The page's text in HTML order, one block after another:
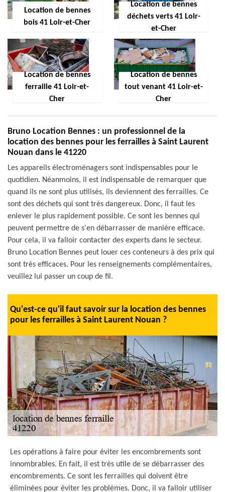
Location de bennes
bois 41 Loir-et-Cher
Location de bennes
déchets verts 41 Loir-
et-Cher
Location de bennes
ferraille 41 Loir-et-
Cher
Location de bennes
tout venant 41 Loir-et-
Cher
Bruno Location Bennes : un professionnel de la
location des bennes pour les ferrailles à Saint Laurent
Nouan dans le 41220
Les appareils électroménagers sont indispensables pour le
quotidien. Néanmoins, il est indispensable de remarquer que
quand ils ne sont plus utilisés, ils deviennent des ferrailles. Ce
sont des déchets qui sont très dangereux. Donc, il faut les
enlever le plus rapidement possible. Ce sont les bennes qui
peuvent permettre de s'en débarrasser de manière efficace.
Pour cela, il va falloir contacter des experts dans le secteur.
Bruno Location Bennes peut louer ces conteneurs à des prix qui
sont très efficaces. Pour les renseignements complémentaires,
veuillez lui passer un coup de fil.
Qu'est-ce qu'il faut savoir sur la location des bennes
pour les ferrailles à Saint Laurent Nouan ?
Les opérations à faire pour éviter les encombrements sont
innombrables. En fait, il est très utile de se débarrasser des
encombrements. Ce sont les ferrailles qui doivent être
éliminées pour éviter les problèmes. Donc, il va falloir utiliser